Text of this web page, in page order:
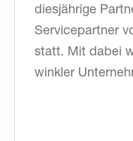
diesjährige
Servicepartner
statt. Mit dabei
winkler